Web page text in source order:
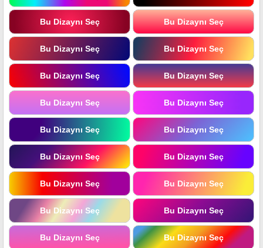
Bu Dizaynı Seç Bu Dizaynı Seç
Bu Dizaynı Seç Bu Dizaynı Seç
Bu Dizaynı Seç Bu Dizaynı Seç
Bu Dizaynı Seç Bu Dizaynı Seç
Bu Dizaynı Seç Bu Dizaynı Seç
Bu Dizaynı Seç Bu Dizaynı Seç
Bu Dizaynı Seç Bu Dizaynı Seç
Bu Dizaynı Seç Bu Dizaynı Seç
Bu Dizaynı Seç Bu Dizaynı Seç